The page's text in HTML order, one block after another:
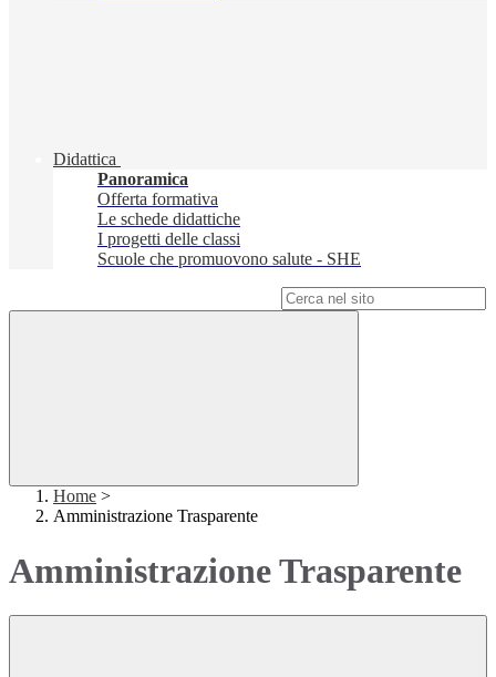
Didattica
Panoramica
Offerta formativa
Le schede didattiche
I progetti delle classi
Scuole che promuovono salute - SHE
Home >
Amministrazione Trasparente
Amministrazione Trasparente